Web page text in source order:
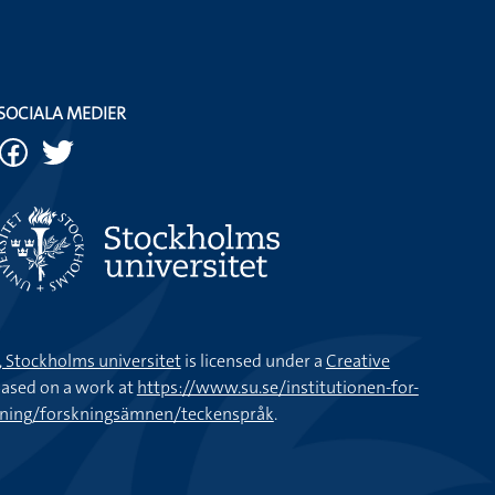
MEDIER
universitetis licensed under aCreative
on a work athttps://www.su.se/institutionen-for-
forskningsämnen/teckenspråk.